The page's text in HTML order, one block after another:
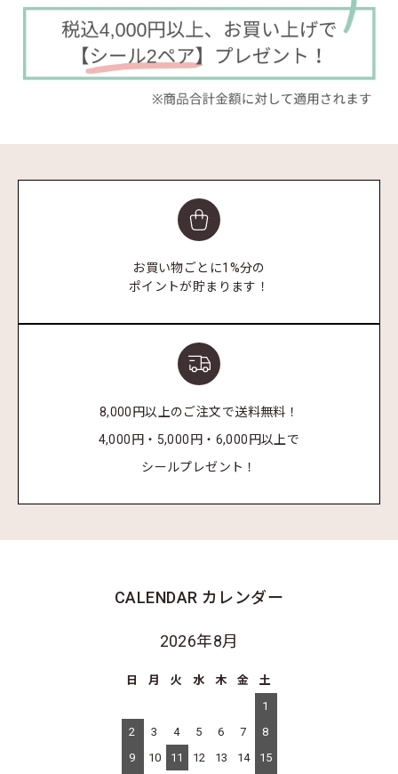
お買い物ごとに1%分の
ポイントが貯まります！
8,000円以上のご注文で送料無料！
4,000円・5,000円・6,000円以上で
シールプレゼント！
CALENDAR カレンダー
2026年8月
日 月 火 水 木 金
土
1
2
3 4 5 6 7
8
9
10 11 12 13 14
15